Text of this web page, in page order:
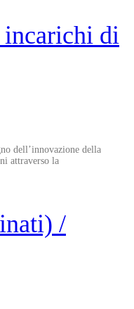
incarichi di
dell’innovazione della
attraverso la
/